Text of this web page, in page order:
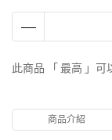
此商品 「 最高 」可
商品介紹